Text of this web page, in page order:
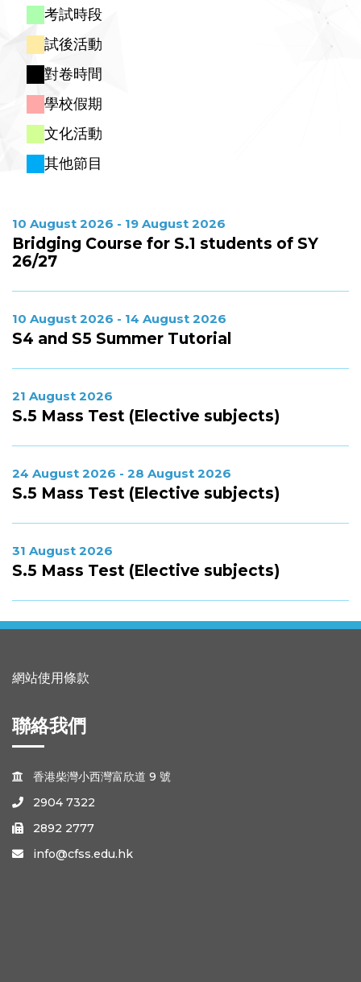
30 31
Summer Holidays (S.1 - S.3)
Summer Holidays (S.4 - S.5)
考試時段
試後活動
對卷時間
學校假期
文化活動
其他節目
10 August 2026 - 19 August 2026
Bridging Course for S.1 students of SY
26/27
10 August 2026 - 14 August 2026
S4 and S5 Summer Tutorial
21 August 2026
S.5 Mass Test (Elective subjects)
24 August 2026 - 28 August 2026
S.5 Mass Test (Elective subjects)
31 August 2026
S.5 Mass Test (Elective subjects)
網站使用條款
聯絡我們
 香港柴灣小西灣富欣道 9 號
 2904 7322
 2892 2777
 info@cfss.edu.hk